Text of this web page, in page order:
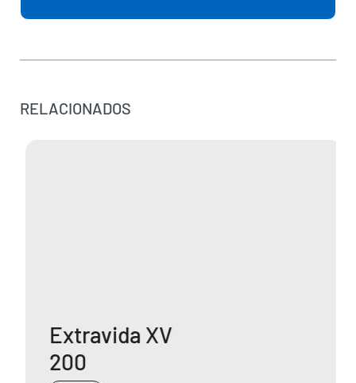
RELACIONADOS
Extravida XV
200